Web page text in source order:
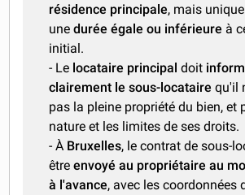
résidence principale, mais
unedurée égale ou inférieure à
initial.
- Le locataire principal doit
clairement le sous-locataire qu'il
pas la pleine propriété du bien, et
nature et les limites de ses droits.
- À Bruxelles, le contrat de sous-
êtreenvoyé au propriétaire au
à l'avance, avec les coordonnées